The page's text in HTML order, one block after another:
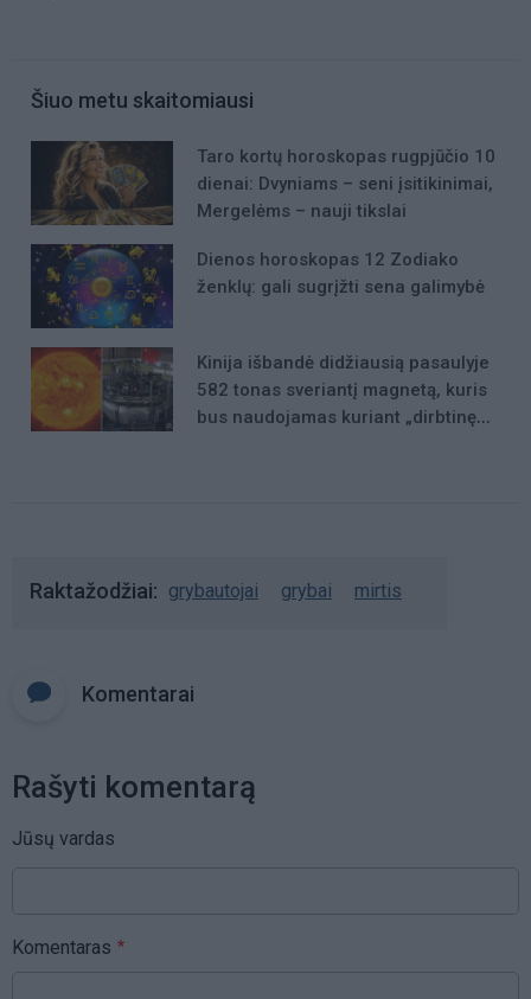
Šiuo metu skaitomiausi
Taro kortų horoskopas rugpjūčio 10
dienai: Dvyniams – seni įsitikinimai,
Mergelėms – nauji tikslai
Dienos horoskopas 12 Zodiako
ženklų: gali sugrįžti sena galimybė
Kinija išbandė didžiausią pasaulyje
582 tonas sveriantį magnetą, kuris
bus naudojamas kuriant „dirbtinę
Raktažodžiai grybautojai grybai mirtis
Komentarai
Rašyti komentarą
Jūsų vardas
Komentaras